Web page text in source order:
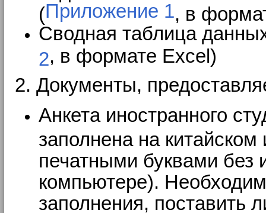
(Приложение 1 , в
Сводная таблица
2, в формате Excel)
2. Документы,
Анкета иностранного
заполнена на
печатными буквами без
компьютере).
заполнения, поставить